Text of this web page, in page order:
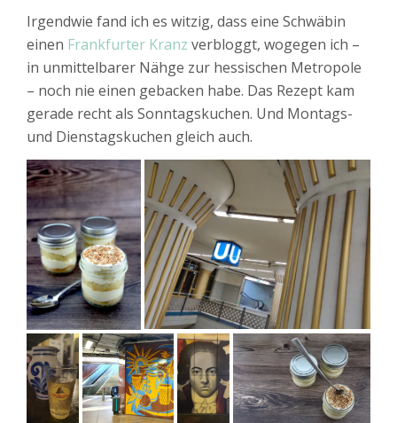
Irgendwie fand ich es witzig, dass eine Schwäbin
einen Frankfurter Kranz verbloggt, wogegen ich –
in unmittelbarer Nähge zur hessischen Metropole
– noch nie einen gebacken habe. Das Rezept kam
gerade recht als Sonntagskuchen. Und Montags-
und Dienstagskuchen gleich auch.